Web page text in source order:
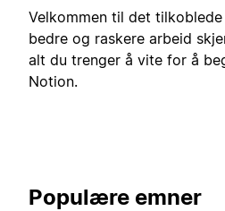
Velkommen til det
bedre og raskere arbeid
alt du trenger å vite for å
Notion.
Populære emner